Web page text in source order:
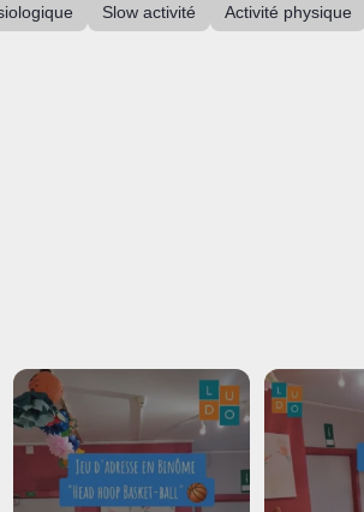
Slow activité Activité physique